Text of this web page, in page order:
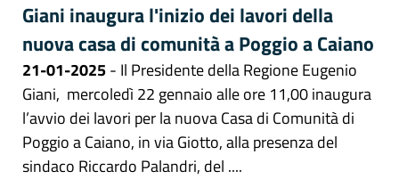
Giani inaugura l'inizio dei lavori della
nuova casa di comunità a Poggio a Caiano
21-01-2025- Il Presidente della Regione Eugenio
Giani, mercoledì 22 gennaio alle ore 11,00 inaugura
l’avvio dei lavori per la nuova Casa di Comunità di
Poggio a Caiano, in via Giotto, alla presenza del
sindaco Riccardo Palandri, del ....